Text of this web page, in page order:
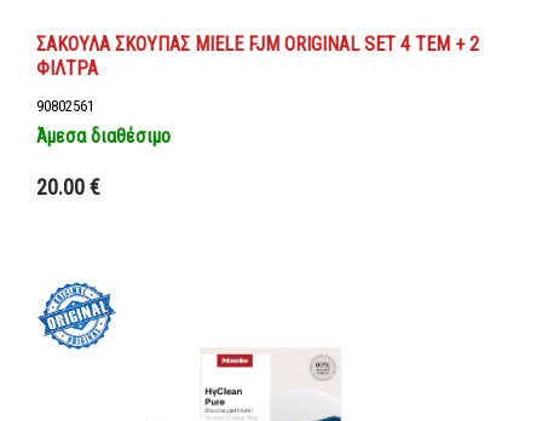
ΣΑΚΟΥΛΑ ΣΚΟΥΠΑΣ MIELE FJM ORIGINAL SET 4 ΤΕΜ + 2
ΦΙΛΤΡΑ
90802561
Άμεσα διαθέσιμο
20.00 €